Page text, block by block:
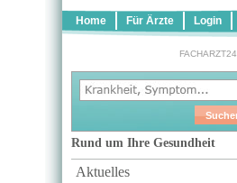
Home Für Ärzte Login
FACHARZT24
Rund um Ihre Gesundheit
Aktuelles